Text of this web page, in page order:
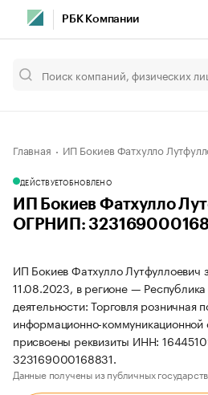
РБК Компании
Главная ИП Бокиев Фатхулло
ДЕЙСТВУЕТОБНОВЛЕНО
ИП Бокиев Фатхулло
ОГРНИП:
ИП Бокиев Фатхулло Лутфуллоевич
11.08.2023, в регионе —
деятельности: Торговля розничная
информационно-
присвоены реквизиты ИНН:
323169000168831.
Данные получены из публичных